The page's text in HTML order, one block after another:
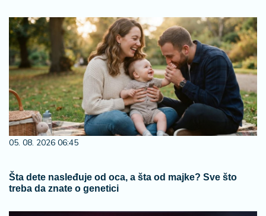
05. 08. 2026 06:45
Šta dete nasleđuje od oca, a šta od majke? Sve što
treba da znate o genetici